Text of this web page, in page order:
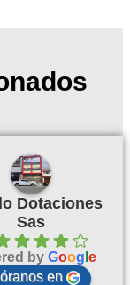
Dotaciones
Sas
by Goog e
en